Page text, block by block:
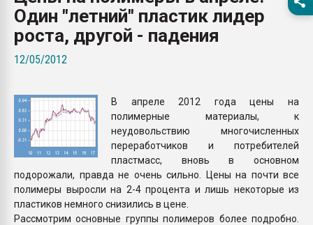
ситуацией на
Всё, что касается
Один "летний" пластик лидер
роста, другой - падения
12/05/2012
В апреле 2012 года цены на
полимерные материалы, к
неудовольствию многочисленных
переработчиков и потребителей
пластмасс, вновь в основном
подорожали, правда не очень сильно. Цены на почти все
полимеры выросли на 2-4 процента и лишь некоторые из
пластиков немного снизились в цене.
Рассмотрим основные группы полимеров более подробно.